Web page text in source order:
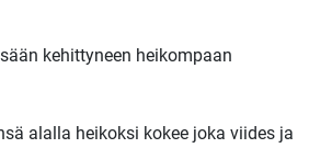
kehittyneen heikompaan
alalla heikoksi kokee joka viides ja